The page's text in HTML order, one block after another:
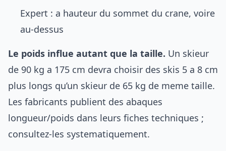
Expert : a hauteur du sommet du crane, voire
au-dessus
Le poids influe autant que la taille. Un skieur
de 90 kg a 175 cm devra choisir des skis 5 a 8 cm
plus longs qu’un skieur de 65 kg de meme taille.
Les fabricants publient des abaques
longueur/poids dans leurs fiches techniques ;
consultez-les systematiquement.